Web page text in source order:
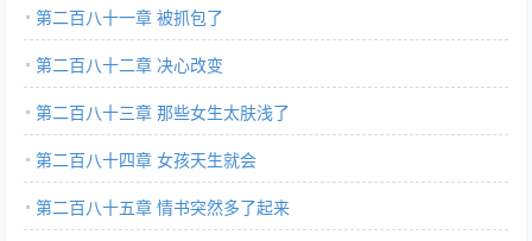
第二百八十一章 被抓包了
第二百八十二章 决心改变
第二百八十三章 那些女生太肤浅了
第二百八十四章 女孩天生就会
第二百八十五章 情书突然多了起来